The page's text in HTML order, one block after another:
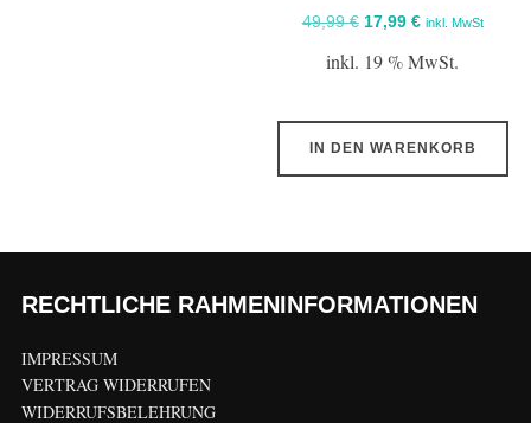
49,99€ Ursprünglicher
17,99 €Aktueller
inkl. MwSt
inkl. 19 % MwSt.
IN DEN WARENKORB
RECHTLICHE RAHMENINFORMATIONEN
IMPRESSUM
VERTRAG WIDERRUFEN
WIDERRUFSBELEHRUNG